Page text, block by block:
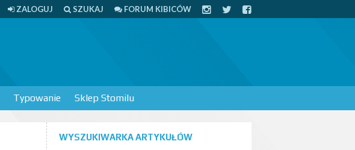
ZALOGUJ SZUKAJ FORUM KIBICÓW
Typowanie Sklep Stomilu
WYSZUKIWARKA ARTYKUŁÓW